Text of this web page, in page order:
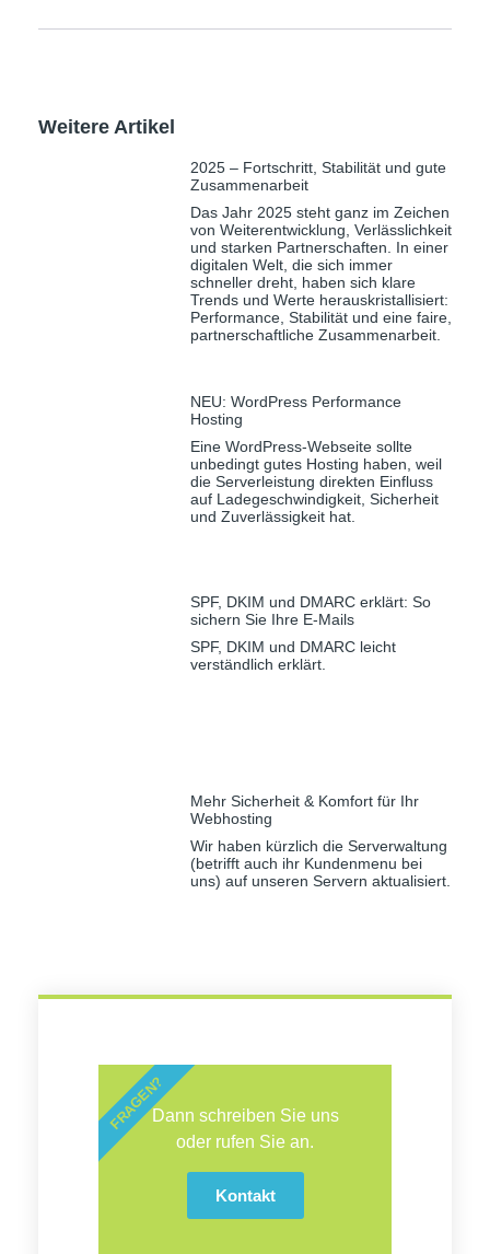
Weitere Artikel
2025 – Fortschritt, Stabilität und gute
Zusammenarbeit
Das Jahr 2025 steht ganz im Zeichen
von Weiterentwicklung, Verlässlichkeit
und starken Partnerschaften. In einer
digitalen Welt, die sich immer
schneller dreht, haben sich klare
Trends und Werte herauskristallisiert:
Performance, Stabilität und eine faire,
partnerschaftliche Zusammenarbeit.
NEU: WordPress Performance
Hosting
Eine WordPress-Webseite sollte
unbedingt gutes Hosting haben, weil
die Serverleistung direkten Einfluss
auf Ladegeschwindigkeit, Sicherheit
und Zuverlässigkeit hat.
SPF, DKIM und DMARC erklärt: So
sichern Sie Ihre E-Mails
SPF, DKIM und DMARC leicht
verständlich erklärt.
Mehr Sicherheit & Komfort für Ihr
Webhosting
Wir haben kürzlich die Serverwaltung
(betrifft auch ihr Kundenmenu bei
uns) auf unseren Servern aktualisiert.
Dann schreiben Sie uns
oder rufen Sie an.
Kontakt
FRAGEN?